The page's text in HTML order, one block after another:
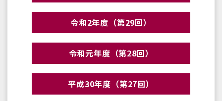
令和2年度（第29回）
令和元年度（第28回）
平成30年度（第27回）